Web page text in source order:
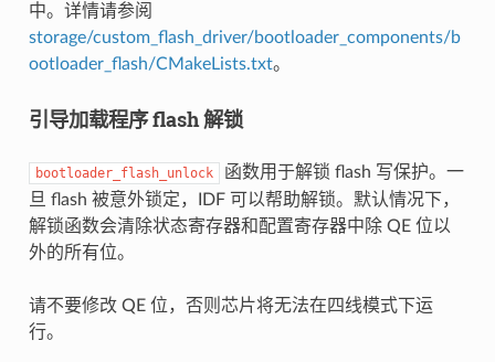
中。详情请参阅
storage/custom_flash_driver/bootloader_components/b
ootloader_flash/CMakeLists.txt。
引导加载程序 flash 解锁
bootloader_flash_unlock
函数用于解锁 flash 写保护。一
旦 flash 被意外锁定，IDF 可以帮助解锁。默认情况下，
解锁函数会清除状态寄存器和配置寄存器中除 QE 位以
外的所有位。
请不要修改 QE 位，否则芯片将无法在四线模式下运
行。